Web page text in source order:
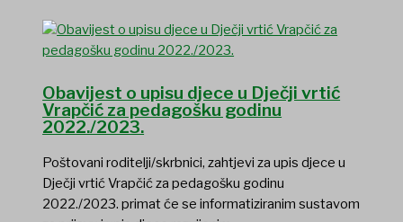
Obavijest o upisu djece u Dječji vrtić
Vrapčić za pedagošku godinu
2022./2023.
Poštovani roditelji/skrbnici, zahtjevi za upis djece u
Dječji vrtić Vrapčić za pedagošku godinu
2022./2023. primat će se informatiziranim sustavom